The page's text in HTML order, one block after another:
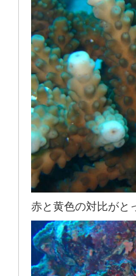
赤と黄色の対比がと